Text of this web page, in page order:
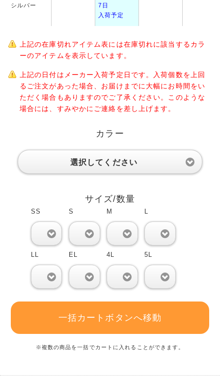
シルバー
7日
入荷予定
上記の在庫切れアイテム表には在庫切れに該当するカラ
ーのアイテムを表示しています。
上記の日付はメーカー入荷予定日です。入荷個数を上回
るご注文があった場合、お届けまでに大幅にお時間をい
ただく場合もありますのでご了承ください。このような
場合には、すみやかにご連絡を差し上げます。
カラー
選択してください
サイズ/数量
SS S M L
LL EL 4L 5L
一括カートボタンへ移動
※複数の商品を一括でカートに入れることができます。